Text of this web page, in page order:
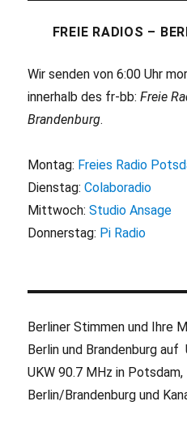
FREIE RADIOS –
Wir senden von 6:00 Uhr
innerhalb des fr-bb:Freie
Brandenburg.
Montag: Freies Radio
Dienstag:Colaboradio
Mittwoch:Studio Ansage
Donnerstag: Pi Radio
Berliner Stimmen und Ihre
Berlin und Brandenburg auf
UKW 90.7 MHz in Potsdam,
Berlin/Brandenburg und